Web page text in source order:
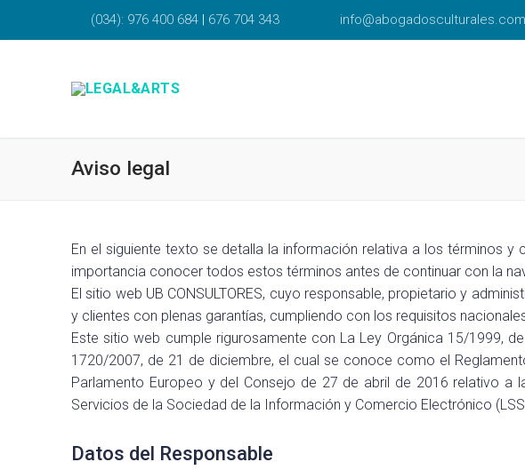
contenido
(034): 976 400 684 | 676 704 343 info@abogadosculturales.com
Aviso legal
En el siguiente texto se detalla la información relativa a los términos y
importancia conocer todos estos términos antes de continuar con la
El sitio web UB CONSULTORES, cuyo responsable, propietario y
y clientes con plenas garantías, cumpliendo con los requisitos
Este sitio web cumple rigurosamente con La Ley Orgánica 15/1999,
1720/2007, de 21 de diciembre, el cual se conoce como el
Parlamento Europeo y del Consejo de 27 de abril de 2016 relativo
Servicios de la Sociedad de la Información y Comercio Electrónico
Datos del Responsable